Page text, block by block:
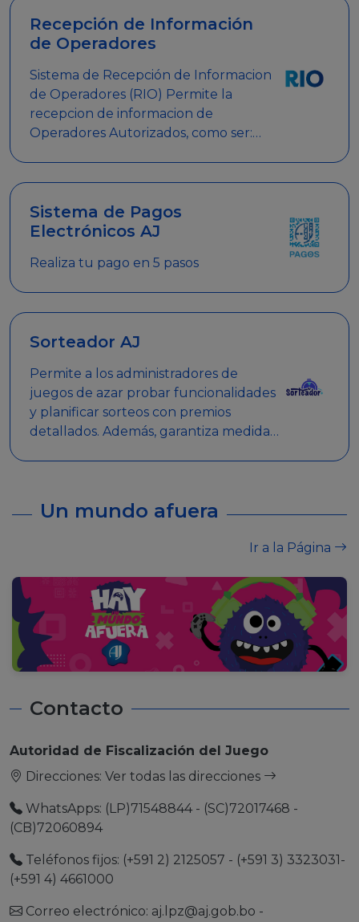
Recepción de Información
de Operadores
Sistema de Recepción de Informacion
de Operadores (RIO) Permite la
recepcion de informacion de
Operadores Autorizados, como ser:
Sistema de Pagos
Electrónicos AJ
Realiza tu pago en 5 pasos
Sorteador AJ
Permite a los administradores de
juegos de azar probar funcionalidades
y planificar sorteos con premios
detallados. Además, garantiza medidas
Un mundo afuera
Ir a la Página
Contacto
Autoridad de Fiscalización del Juego
Direcciones: Ver todas las direcciones
WhatsApps: (LP)71548844 - (SC)72017468 -
(CB)72060894
Teléfonos fijos: (+591 2) 2125057 - (+591 3) 3323031-
(+591 4) 4661000
Correo electrónico: aj.lpz@aj.gob.bo -